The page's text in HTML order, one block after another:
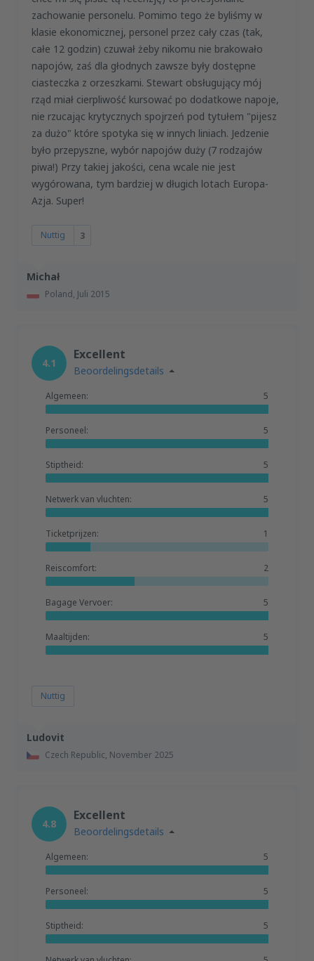
Michał
Poland, Juli 2015
zachowanie personelu. Pomimo tego że byliśmy w
klasie ekonomicznej, personel przez cały czas (tak,
całe 12 godzin) czuwał żeby nikomu nie brakowało
napojów, zaś dla głodnych zawsze były dostępne
ciasteczka z orzeszkami. Stewart obsługujący mój
rząd miał cierpliwość kursować po dodatkowe napoje,
nie rzucając krytycznych spojrzeń pod tytułem "pijesz
za dużo" które spotyka się w innych liniach. Jedzenie
było przepyszne, wybór napojów duży (7 rodzajów
piwa!) Przy takiej jakości, cena wcale nie jest
wygórowana, tym bardziej w długich lotach Europa-
Azja. Super!
Nuttig 3
Ludovit
Czech Republic, November 2025
4.1
Excellent
Beoordelingsdetails
Algemeen: 5
Personeel: 5
Stiptheid: 5
Netwerk van vluchten: 5
Ticketprijzen: 1
Reiscomfort: 2
Bagage Vervoer: 5
Maaltijden: 5
Nuttig
4.8
Excellent
Beoordelingsdetails
Algemeen: 5
Personeel: 5
Stiptheid: 5